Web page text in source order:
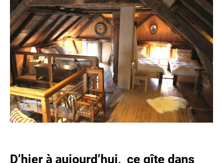
D’hier à aujourd’hui, ce gîte dans